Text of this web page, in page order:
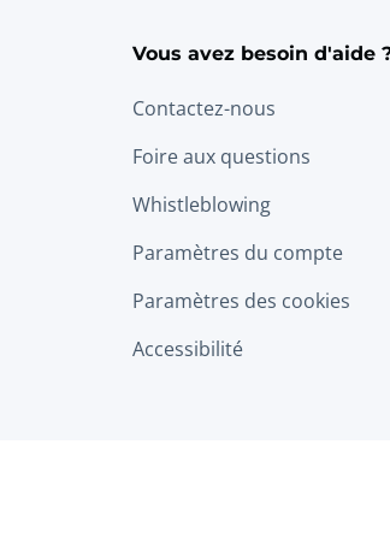
Vous avez besoin d'aide
Contactez-nous
Foire aux questions
Whistleblowing
Paramètres du compte
Paramètres des cookies
Accessibilité